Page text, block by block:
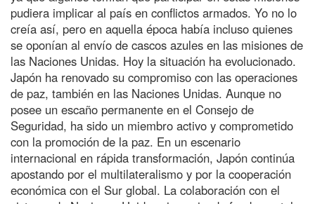
pudiera implicar al país en conflictos armados. Yo no lo
creía así, pero en aquella época había incluso quienes
se oponían al envío de cascos azules en las misiones de
las Naciones Unidas. Hoy la situación ha evolucionado.
Japón ha renovado su compromiso con las operaciones
de paz, también en las Naciones Unidas. Aunque no
posee un escaño permanente en el Consejo de
Seguridad, ha sido un miembro activo y comprometido
con la promoción de la paz. En un escenario
internacional en rápida transformación, Japón continúa
apostando por el multilateralismo y por la cooperación
económica con el Sur global. La colaboración con el